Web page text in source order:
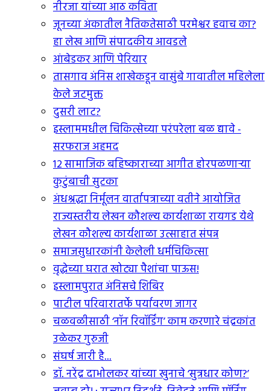
नीरजा यांच्या आठ कविता
जूनच्या अंकातील नैतिकतेसाठी परमेश्वर हवाच का?
हा लेख आणि संपादकीय आवडले
आंबेडकर आणि पेरियार
तासगाव अंनिस शाखेकडून वासुंबे गावातील महिलेला
केले जटमुक्त
दुसरी लाट?
इस्लाममधील चिकित्सेच्या परंपरेला बळ द्यावे -
सरफराज अहमद
12 सामाजिक बहिष्काराच्या आगीत होरपळणार्‍या
कुटुंबाची सुटका
अंधश्रद्धा निर्मूलन वार्तापत्राच्या वतीने आयोजित
राज्यस्तरीय लेखन कौशल्य कार्यशाळा रायगड येथे
लेखन कौशल्य कार्यशाळा उत्साहात संपन्न
समाजसुधारकांनी केलेली धर्मचिकित्सा
वृद्धेच्या घरात खोट्या पैशांचा पाऊस!
इस्लामपुरात अंनिसचे शिबिर
पाटील परिवारातर्फे पर्यावरण जागर
चळवळीसाठी ‘नॉन रिवॉर्डिंग’ काम करणारे चंद्रकांत
उळेकर गुरुजी
संघर्ष जारी है...
डॉ. नरेंद्र दाभोलकर यांच्या खुनाचे ‘सुत्रधार कोण?’